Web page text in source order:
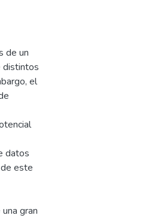
de un
distintos
el
datos
este
gran